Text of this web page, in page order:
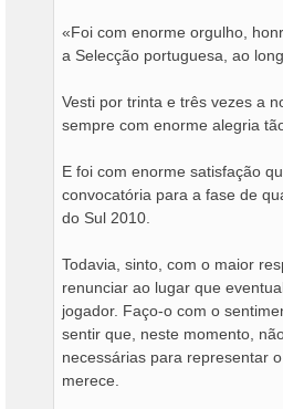
«Foi com enorme orgulho,
a Selecção portuguesa, ao
Vesti por trinta e três vezes a
sempre com enorme alegria
E foi com enorme satisfação
convocatória para a fase de
do Sul 2010.
Todavia, sinto, com o maior
renunciar ao lugar que
jogador. Faço-o com o
sentir que, neste momento,
necessárias para representar
merece.